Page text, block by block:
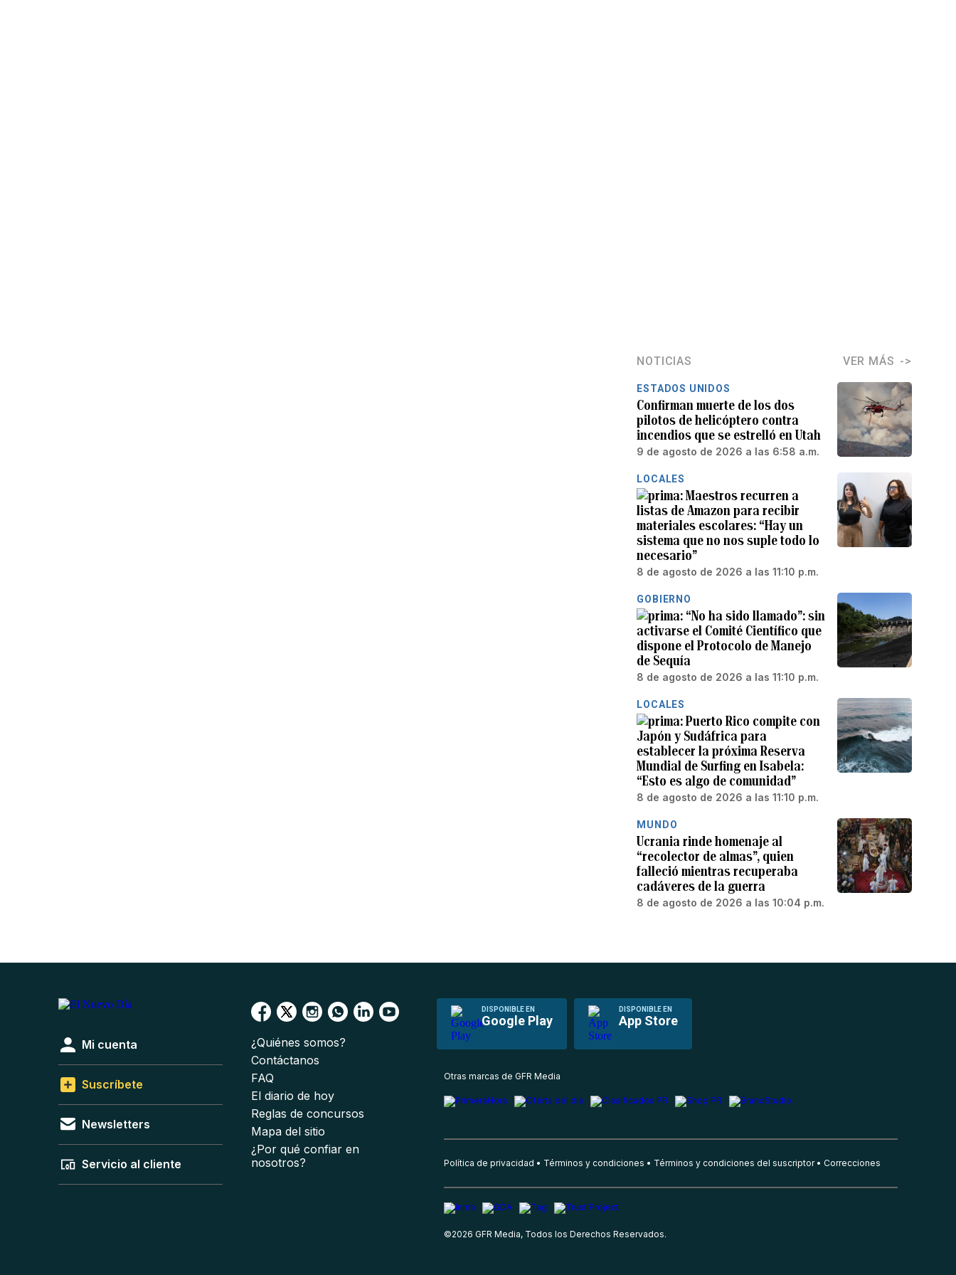
NOTICIAS VER MÁS
ESTADOS UNIDOS
Confirman muerte de los dos
pilotos de helicóptero contra
incendios que se estrelló en Utah
9 de agosto de 2026 a las 6:58 a.m.
LOCALES
Maestros recurren a
listas de Amazon para recibir
materiales escolares: “Hay un
sistema que no nos suple todo lo
necesario”
8 de agosto de 2026 a las 11:10 p.m.
GOBIERNO
“No ha sido llamado”: sin
activarse el Comité Científico que
dispone el Protocolo de Manejo
de Sequía
8 de agosto de 2026 a las 11:10 p.m.
LOCALES
Puerto Rico compite con
Japón y Sudáfrica para
establecer la próxima Reserva
Mundial de Surfing en Isabela:
“Esto es algo de comunidad”
8 de agosto de 2026 a las 11:10 p.m.
MUNDO
Ucrania rinde homenaje al
“recolector de almas”, quien
falleció mientras recuperaba
cadáveres de la guerra
8 de agosto de 2026 a las 10:04 p.m.
DISPONIBLE EN
Google Play
DISPONIBLE EN
App Store
Mi cuenta
Suscríbete
Newsletters
Servicio al cliente
¿Quiénes somos?
Contáctanos
FAQ
El diario de hoy
Reglas de concursos
Mapa del sitio
¿Por qué confiar en
nosotros?
Otras marcas de GFR Media
Política de privacidad Términos y condiciones Términos y condiciones del suscriptor Correcciones
©2026 GFR Media, Todos los Derechos Reservados.